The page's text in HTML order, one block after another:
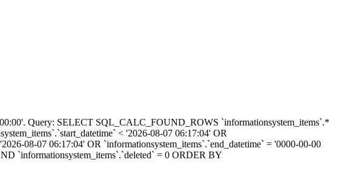
Query: SELECT SQL_CALC_FOUND_ROWS `informationsystem_items`.*
< '2026-08-07 06:17:04' OR
08-07 06:17:04' OR `informationsystem_items`.`end_datetime` = '0000-00-00
`informationsystem_items`.`deleted` = 0 ORDER BY